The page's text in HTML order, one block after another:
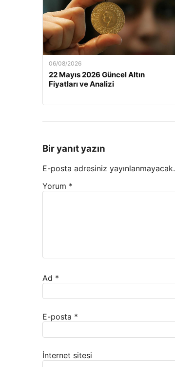
06/08/2026
22 Mayıs 2026 Güncel Altın
Fiyatları ve Analizi
Bir yanıt yazın
E-posta adresiniz yayınlanmayacak.
Yorum *
Ad *
E-posta *
İnternet sitesi